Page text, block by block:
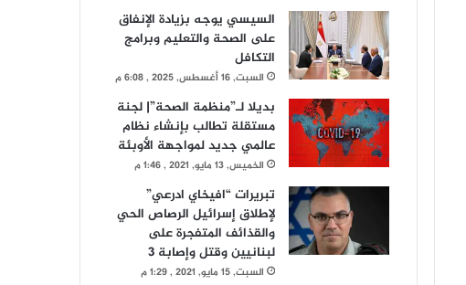
السيسي يوجه بزيادة الإنفاق
على الصحة والتعليم وبرامج
التكافل
السبت, 16 أغسطس, 2025 , 6:08 م
بديلا لـ”منظمة الصحة”| لجنة
مستقلة تطالب بإنشاء نظام
عالمي جديد لمواجهة الأوبئة
الخميس, 13 مايو, 2021 , 1:46 م
تبريرات “افيخاي ادرعي”
لإطلاق إسرائيل الرصاص الحي
والقذائف المتفجرة على
لبنانيين وقتل وإصابة 3
السبت, 15 مايو, 2021 , 1:29 م